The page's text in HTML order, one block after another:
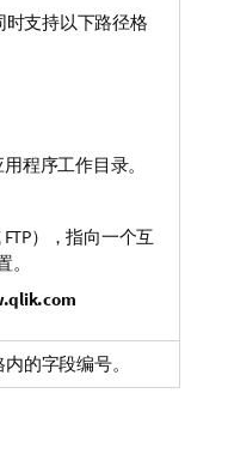
支持以下路径格
程序工作目录。
FTP），指向一个互
的字段编号。